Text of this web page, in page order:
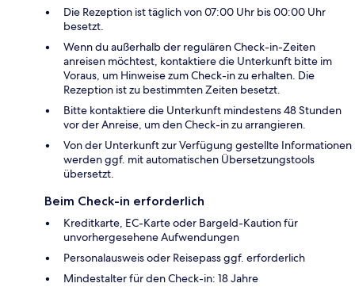
Die Rezeption ist täglich von 07:00 Uhr bis 00:00 Uhr
besetzt.
Wenn du außerhalb der regulären Check-in-Zeiten
anreisen möchtest, kontaktiere die Unterkunft bitte im
Voraus, um Hinweise zum Check-in zu erhalten. Die
Rezeption ist zu bestimmten Zeiten besetzt.
Bitte kontaktiere die Unterkunft mindestens 48 Stunden
vor der Anreise, um den Check-in zu arrangieren.
Von der Unterkunft zur Verfügung gestellte Informationen
werden ggf. mit automatischen Übersetzungstools
übersetzt.
Beim Check-in erforderlich
Kreditkarte, EC-Karte oder Bargeld-Kaution für
unvorhergesehene Aufwendungen
Personalausweis oder Reisepass ggf. erforderlich
Mindestalter für den Check-in: 18 Jahre